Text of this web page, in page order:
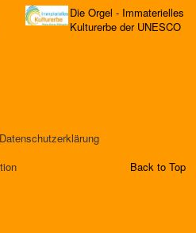
Die Orgel - Immaterielles
Kulturerbe der UNESCO
Datenschutzerklärung
Back to Top